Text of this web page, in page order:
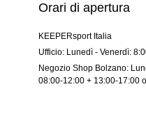
Orari di apertura
KEEPERsport Italia
Ufficio: Lunedì - Venerdì:
Negozio Shop Bolzano:
08:00-12:00 + 13:00-17:00